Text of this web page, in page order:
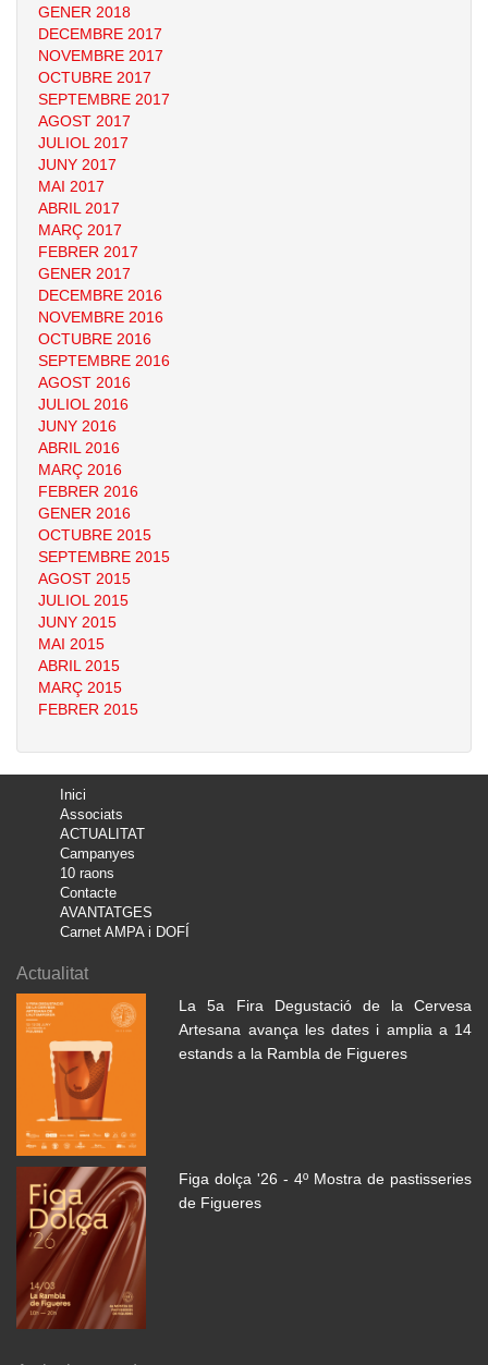
GENER 2018
DECEMBRE 2017
NOVEMBRE 2017
OCTUBRE 2017
SEPTEMBRE 2017
AGOST 2017
JULIOL 2017
JUNY 2017
MAI 2017
ABRIL 2017
MARÇ 2017
FEBRER 2017
GENER 2017
DECEMBRE 2016
NOVEMBRE 2016
OCTUBRE 2016
SEPTEMBRE 2016
AGOST 2016
JULIOL 2016
JUNY 2016
ABRIL 2016
MARÇ 2016
FEBRER 2016
GENER 2016
OCTUBRE 2015
SEPTEMBRE 2015
AGOST 2015
JULIOL 2015
JUNY 2015
MAI 2015
ABRIL 2015
MARÇ 2015
FEBRER 2015
Inici
Associats
ACTUALITAT
Campanyes
10 raons
Contacte
AVANTATGES
Carnet AMPA i DOFÍ
Actualitat
La 5a Fira Degustació de la Cervesa
Artesana avança les dates i amplia a 14
estands a la Rambla de Figueres
Figa dolça '26 - 4º Mostra de pastisseries
de Figueres